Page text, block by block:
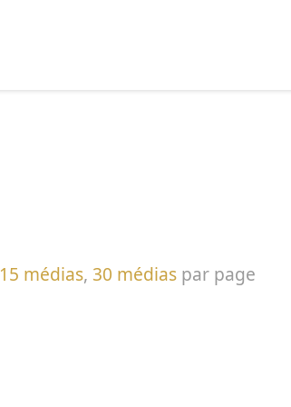
15 médias, 30 médias par page